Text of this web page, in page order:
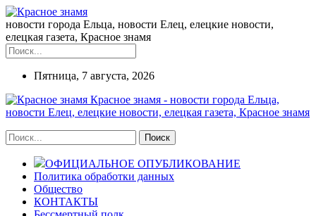
новости города Ельца, новости Елец, елецкие новости,
елецкая газета, Красное знамя
Пятница, 7 августа, 2026
Красное знамя - новости города Ельца,
новости Елец, елецкие новости, елецкая газета, Красное знамя
ОФИЦИАЛЬНОЕ ОПУБЛИКОВАНИЕ
Политика обработки данных
Общество
КОНТАКТЫ